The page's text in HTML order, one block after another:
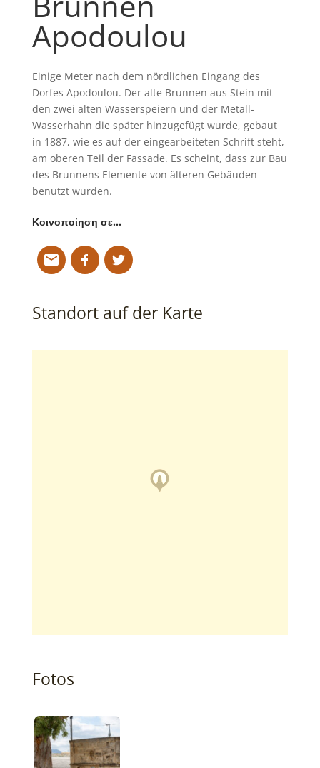
Apodoulou
Einige Meter nach dem nördlichen Eingang des
Dorfes Apodoulou. Der alte Brunnen aus Stein mit
den zwei alten Wasserspeiern und der Metall-
Wasserhahn die später hinzugefügt wurde, gebaut
in 1887, wie es auf der eingearbeiteten Schrift steht,
am oberen Teil der Fassade. Es scheint, dass zur Bau
des Brunnens Elemente von älteren Gebäuden
benutzt wurden.
Κοινοποίηση σε…
Standort auf der Karte
Fotos